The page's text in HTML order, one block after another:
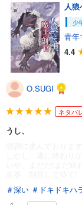
人
少
青年
4.4
O.SUGI
ネタバ
うし、
＃深い ＃ドキドキハ